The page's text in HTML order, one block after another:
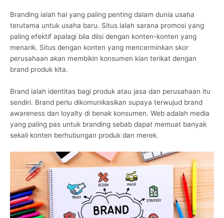
Branding ialah hal yang paling penting dalam dunia usaha
terutama untuk usaha baru. Situs ialah sarana promosi yang
paling efektif apalagi bila diisi dengan konten-konten yang
menarik. Situs dengan konten yang mencerminkan skor
perusahaan akan membikin konsumen kian terikat dengan
brand produk kita.
Brand ialah identitas bagi produk atau jasa dan perusahaan itu
sendiri. Brand perlu dikomunikasikan supaya terwujud brand
awareness dan loyalty di benak konsumen. Web adalah media
yang paling pas untuk branding sebab dapat memuat banyak
sekali konten berhubungan produk dan merek.